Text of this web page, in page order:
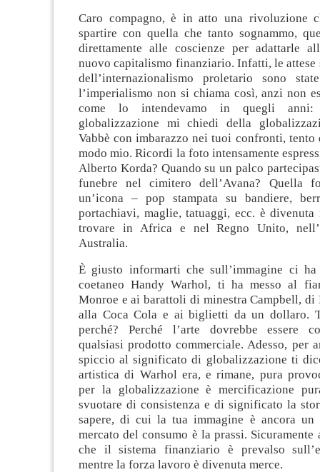
Caro compagno, è in atto una rivoluzione
spartire con quella che tanto sognammo,
direttamente alle coscienze per adattarle
nuovo capitalismo finanziario. Infatti, le attese
dell’internazionalismo proletario sono
l’imperialismo non si chiama così, anzi non
come lo intendevamo in quegli
globalizzazione mi chiedi della
Vabbè con imbarazzo nei tuoi confronti,
modo mio. Ricordi la foto intensamente
Alberto Korda? Quando su un palco
funebre nel cimitero dell’Avana? Quella
un’icona – pop stampata su bandiere,
portachiavi, maglie, tatuaggi, ecc. è divenuta
trovare in Africa e nel Regno Unito,
Australia.
È giusto informarti che sull’immagine ci
coetaneo Handy Warhol, ti ha messo al
Monroe e ai barattoli di minestra Campbell, di
alla Coca Cola e ai biglietti da un dollaro.
perché? Perché l’arte dovrebbe essere
qualsiasi prodotto commerciale. Adesso, per
spiccio al significato di globalizzazione ti
artistica di Warhol era, e rimane, pura
per la globalizzazione è mercificazione
svuotare di consistenza e di significato la
sapere, di cui la tua immagine è ancora un
mercato del consumo è la prassi.
che il sistema finanziario è prevalso
mentre la forza lavoro è divenuta merce.